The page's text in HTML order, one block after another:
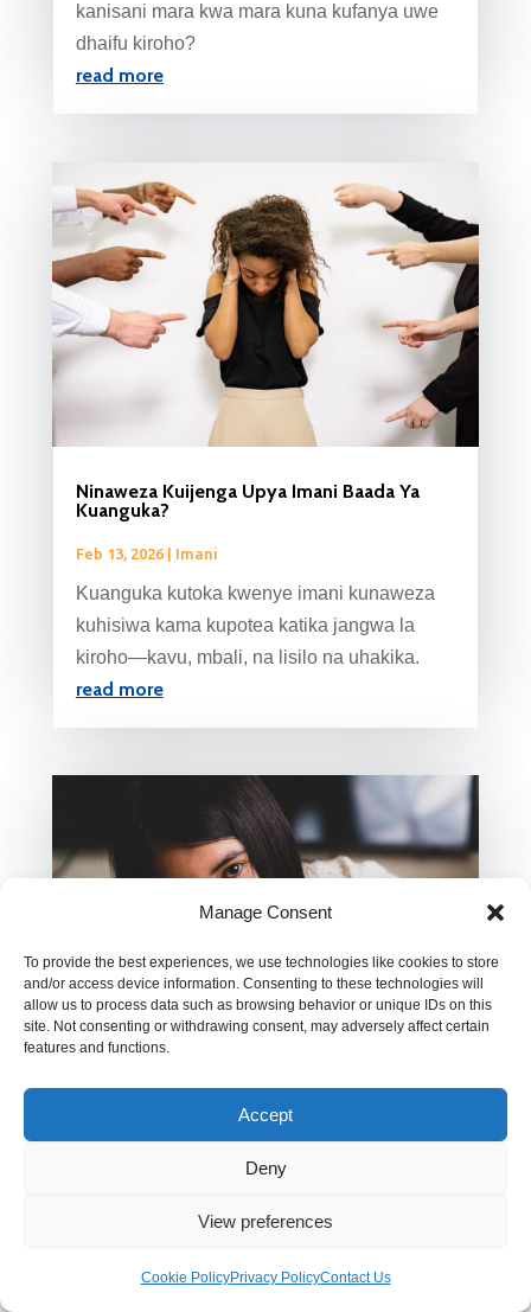
Manage Consent
To provide the best experiences, we use technologies like cookies to store
and/or access device information. Consenting to these technologies will
allow us to process data such as browsing behavior or unique IDs on this
site. Not consenting or withdrawing consent, may adversely affect certain
features and functions.
Accept
Deny
View preferences
Cookie PolicyPrivacy PolicyContact Us
kanisani mara kwa mara kuna kufanya uwe
dhaifu kiroho?
read more
Ninaweza Kuijenga Upya Imani Baada Ya
Kuanguka?
Feb 13, 2026| Imani
Kuanguka kutoka kwenye imani kunaweza
kuhisiwa kama kupotea katika jangwa la
kiroho—kavu, mbali, na lisilo na uhakika.
read more
Kumhusisha Mungu Katika Maamuzi ya Kila
Maisha ya Mwanafunzi
mengine yakibadilisha maisha.